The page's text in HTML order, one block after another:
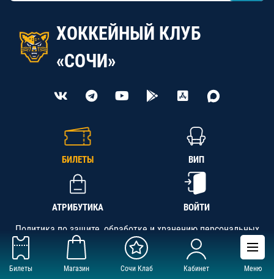
Билеты Магазин Сочи Клаб Кабинет Меню
ХОККЕЙНЫЙ КЛУБ
«СОЧИ»
БИЛЕТЫ ВИП
АТРИБУТИКА ВОЙТИ
Политика по защите, обработке и хранению персональных
данных
АНО «СК «Кубань-Регион», ОГРН 1142300002349,